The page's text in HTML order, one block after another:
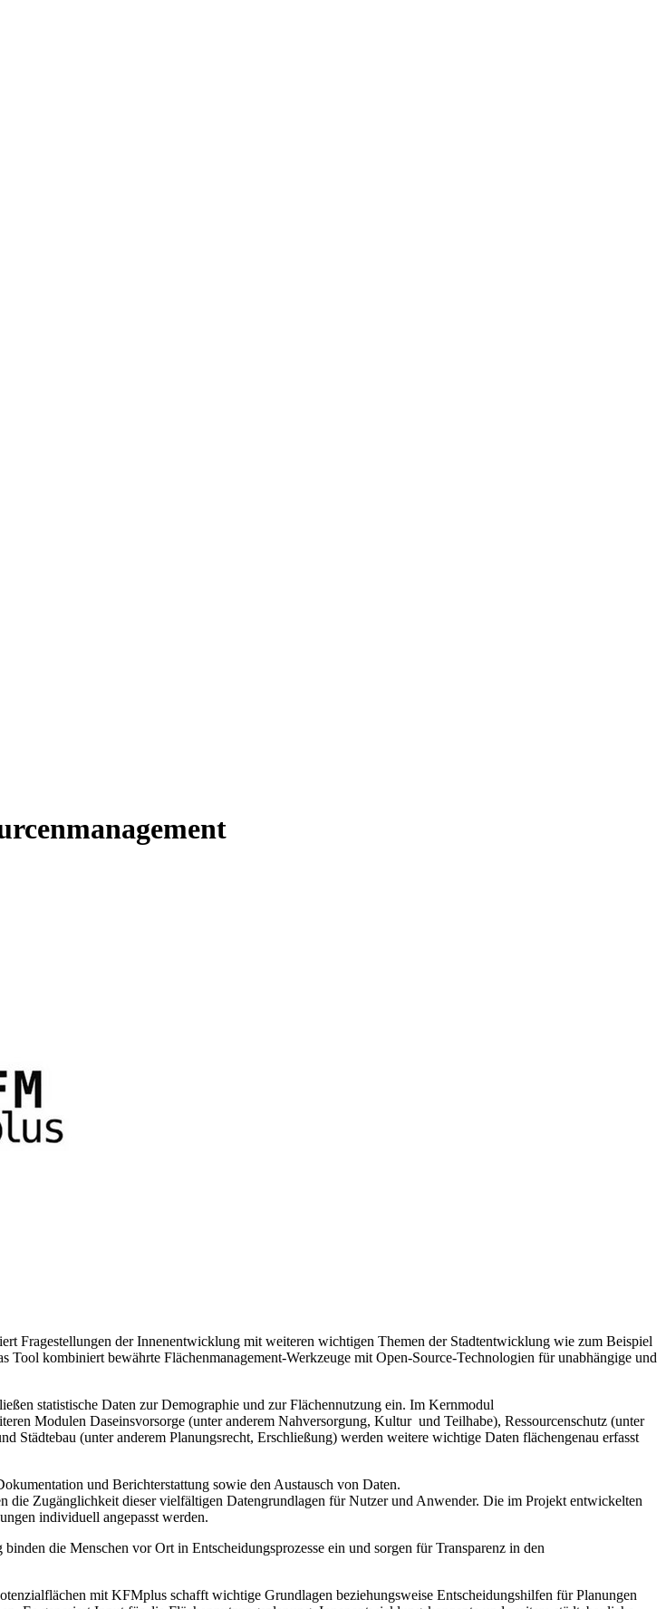
Fragestellungen der Innenentwicklung mit weiteren wichtigen Themen der Stadtentwicklung wie zum Beispiel
kombiniert bewährte Flächenmanagement-Werkzeuge mit Open-Source-Technologien für unabhängige und
statistische Daten zur Demographie und zur Flächennutzung ein. Im Kernmodul
Modulen Daseinsvorsorge (unter anderem Nahversorgung, Kultur und Teilhabe), Ressourcenschutz (unter
Städtebau (unter anderem Planungsrecht, Erschließung) werden weitere wichtige Daten flächengenau erfasst
und Berichterstattung sowie den Austausch von Daten.
Zugänglichkeit dieser vielfältigen Datengrundlagen für Nutzer und Anwender. Die im Projekt entwickelten
individuell angepasst werden.
die Menschen vor Ort in Entscheidungsprozesse ein und sorgen für Transparenz in den
mit KFMplus schafft wichtige Grundlagen beziehungsweise Entscheidungshilfen für Planungen